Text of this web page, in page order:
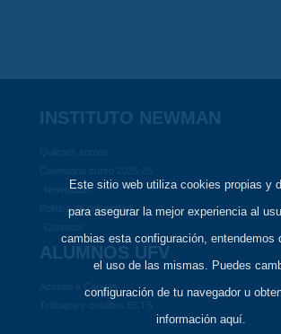
INSTITUTO NEWMAN
Newsletter
Política de privacidad
ALUMNOS UFV
Acceso a Canvas
Este sitio web utiliza cookies propias y
para asegurar la mejor experiencia al
cambias esta configuración, entendemos
el uso de las mismas. Puedes
configuración de tu navegador u
información aquí.